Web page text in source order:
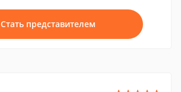
Стать представителем